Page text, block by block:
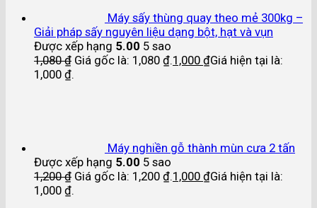
Máy sấy thùng quay theo mẻ 300kg –
Giải pháp sấy nguyên liệu dạng bột, hạt và vụn
Được xếp hạng 5.00 5 sao
1,080₫ Giá gốc là: 1,080 ₫.1,000 ₫Giá hiện tại là:
1,000 ₫.
Máy nghiền gỗ thành mùn cưa 2 tấn
Được xếp hạng 5.00 5 sao
1,200₫ Giá gốc là: 1,200 ₫.1,000 ₫Giá hiện tại là:
1,000 ₫.